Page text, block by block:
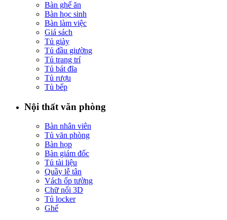
Bàn ghế ăn
Bàn học sinh
Bàn làm việc
Giá sách
Tủ giày
Tủ đầu giường
Tủ trang trí
Tủ bát đĩa
Tủ rượu
Tủ bếp
Nội thất văn phòng
Bàn nhân viên
Tủ văn phòng
Bàn họp
Bàn giám đốc
Tủ tài liệu
Quầy lễ tân
Vách ốp tường
Chữ nổi 3D
Tủ locker
Ghế